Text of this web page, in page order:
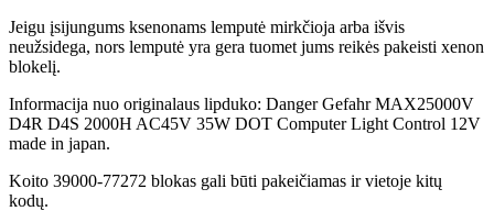
Jeigu įsijungums ksenonams lemputė mirkčioja arba išvis
neužsidega, nors lemputė yra gera tuomet jums reikės pakeisti xenon
blokelį.
Informacija nuo originalaus lipduko: Danger Gefahr MAX25000V
D4R D4S 2000H AC45V 35W DOT Computer Light Control 12V
made in japan.
Koito 39000-77272 blokas gali būti pakeičiamas ir vietoje kitų
kodų.